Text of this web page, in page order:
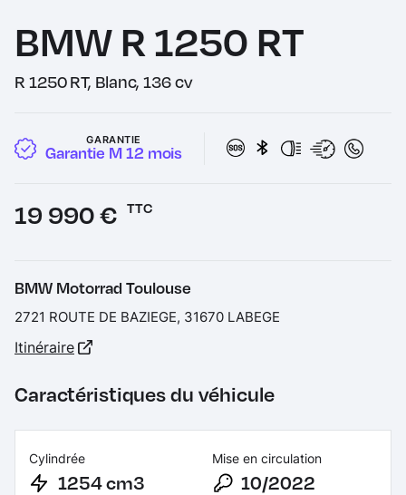
Link
BMW R 1250 RT
R 1250 RT, Blanc, 136 cv
GARANTIE
Garantie M 12 mois
Prix :
19 990 € TTC
BMW Motorrad Toulouse
2721 ROUTE DE BAZIEGE, 31670 LABEGE
Itinéraire
Caractéristiques du véhicule
Cylindrée
1254 cm3
Mise en circulation
10/2022